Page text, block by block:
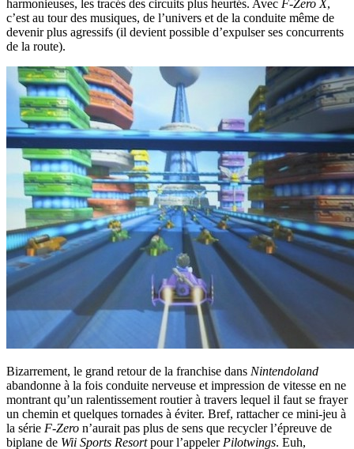
harmonieuses, les tracés des circuits plus heurtés. Avec F-Zero X,
c’est au tour des musiques, de l’univers et de la conduite même de
devenir plus agressifs (il devient possible d’expulser ses concurrents
de la route).
Bizarrement, le grand retour de la franchise dans Nintendoland
abandonne à la fois conduite nerveuse et impression de vitesse en ne
montrant qu’un ralentissement routier à travers lequel il faut se frayer
un chemin et quelques tornades à éviter. Bref, rattacher ce mini-jeu à
la série F-Zero n’aurait pas plus de sens que recycler l’épreuve de
biplane de Wii Sports Resortpour l’appeler Pilotwings. Euh,